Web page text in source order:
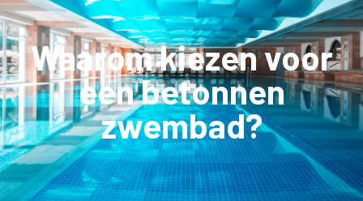
Waarom kiezen voor
een betonnen
zwembad?